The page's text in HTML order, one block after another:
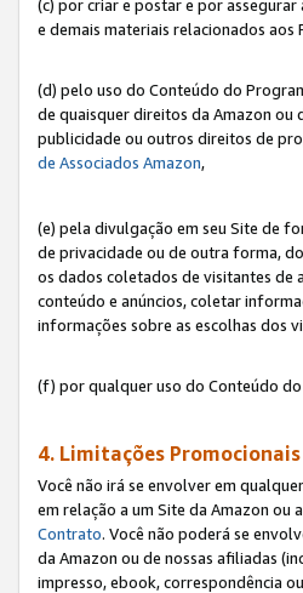
(c) por criar e postar e por
e demais materiais relacionados aos
(d) pelo uso do Conteúdo do
de quaisquer direitos da Amazon ou
publicidade ou outros direitos de
de Associados Amazon,
(e) pela divulgação em seu Site de
de privacidade ou de outra forma,
os dados coletados de visitantes de
conteúdo e anúncios, coletar
informações sobre as escolhas dos
(f) por qualquer uso do Conteúdo
4. Limitações Promocionais
Você não irá se envolver em
em relação a um Site da Amazon ou
Contrato. Você não poderá se
da Amazon ou de nossas afiliadas
impresso, ebook, correspondência